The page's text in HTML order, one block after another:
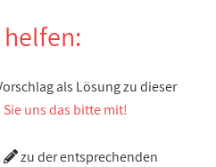
als Lösung zu dieser
uns das bitte mit!
zu der entsprechenden